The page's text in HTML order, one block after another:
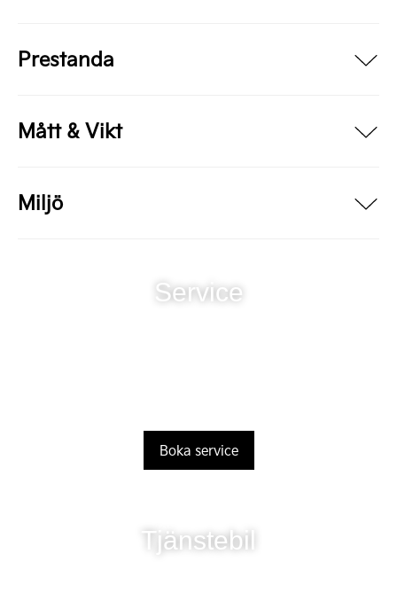
Prestanda
Mått & Vikt
Miljö
Service
Boka service
Tjänstebil